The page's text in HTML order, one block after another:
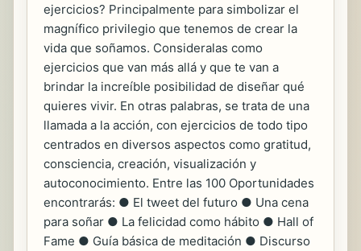
ejercicios? Principalmente para simbolizar el
magnífico privilegio que tenemos de crear la
vida que soñamos. Consideralas como
ejercicios que van más allá y que te van a
brindar la increíble posibilidad de diseñar qué
quieres vivir. En otras palabras, se trata de una
llamada a la acción, con ejercicios de todo tipo
centrados en diversos aspectos como gratitud,
consciencia, creación, visualización y
autoconocimiento. Entre las 100 Oportunidades
encontrarás: ● El tweet del futuro ● Una cena
para soñar ● La felicidad como hábito ● Hall of
Fame ● Guía básica de meditación ● Discurso